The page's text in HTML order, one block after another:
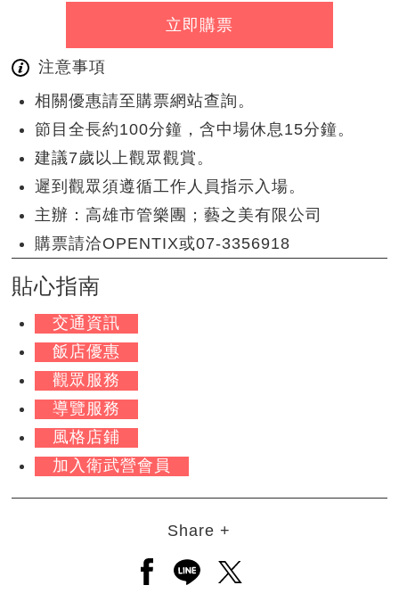
立即購票
注意事項
相關優惠請至購票網站查詢。
節目全長約100分鐘，含中場休息15分鐘。
建議7歲以上觀眾觀賞。
遲到觀眾須遵循工作人員指示入場。
主辦：高雄市管樂團；藝之美有限公司
購票請洽OPENTIX或07-3356918
貼心指南
交通資訊
飯店優惠
觀眾服務
導覽服務
風格店鋪
加入衛武營會員
Share +
另開新視窗分享至facebook
另開新視窗分享至line
另開新視窗分享至